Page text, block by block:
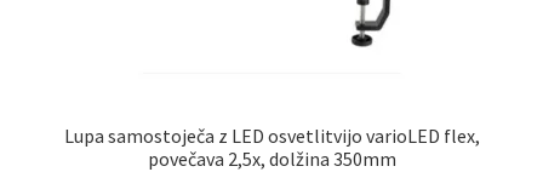
Lupa samostoječa z LED osvetlitvijo varioLED flex,
povečava 2,5x, dolžina 350mm